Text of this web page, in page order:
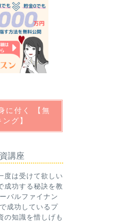
に付く 【無
グ】
講座
度は受けて欲しい
成功する秘訣を教
バルファイナン
成功しているプ
の知識を惜しげも